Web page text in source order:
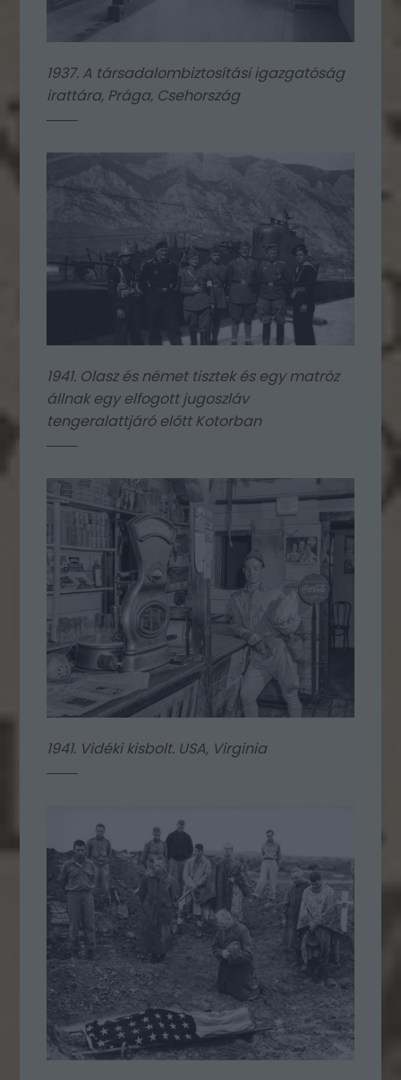
1937. A társadalombiztosítási igazgatóság
irattára, Prága, Csehország
1941. Olasz és német tisztek és egy matróz
állnak egy elfogott jugoszláv
tengeralattjáró előtt Kotorban
1941. Vidéki kisbolt. USA, Virginia